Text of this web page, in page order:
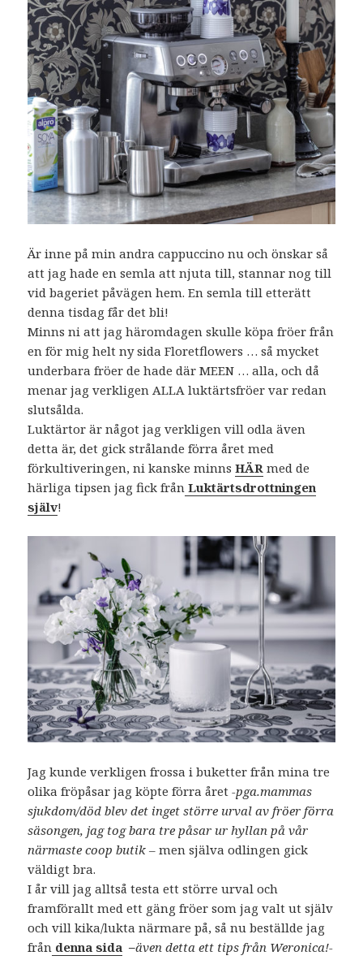
Är inne på min andra cappuccino nu och önskar så
att jag hade en semla att njuta till, stannar nog till
vid bageriet påvägen hem. En semla till etterätt
denna tisdag får det bli!
Minns ni att jag häromdagen skulle köpa fröer från
en för mig helt ny sida Floretflowers … så mycket
underbara fröer de hade där MEEN … alla, och då
menar jag verkligen ALLA luktärtsfröer var redan
slutsålda.
Luktärtor är något jag verkligen vill odla även
detta är, det gick strålande förra året med
förkultiveringen, ni kanske minnsHÄR med de
härliga tipsen jag fick från Luktärtsdrottningen
själv!
Jag kunde verkligen frossa i buketter från mina tre
olika fröpåsar jag köpte förra året -pga.mammas
sjukdom/död blev det inget större urval av fröer förra
säsongen, jag tog bara tre påsar ur hyllan på vår
närmaste coop butik – men själva odlingen gick
väldigt bra.
I år vill jag alltså testa ett större urval och
framförallt med ett gäng fröer som jag valt ut själv
och vill kika/lukta närmare på, så nu beställde jag
från denna sida –även detta ett tips från Weronica!-